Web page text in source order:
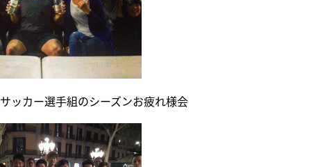
ッカー選手組のシーズンお疲れ様会